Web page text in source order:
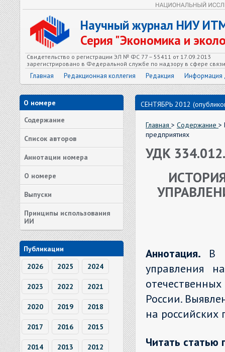
Научный журнал НИУ
Серия "Экономика и
Свидетельство о регистрации ЭЛ № ФС 77 – 55411 от 17.09.2013
зарегистрировано в Федеральной службе по надзору в сфере
Главная Редакционная коллегия Редакция Информация
О номере
Содержание
Список авторов
Аннотации номера
О номере
Выпуски
Принципы использования
ИИ
Публикации
2026
2025 2024
2023 2022 2021
2020 2019 2018
2017 2016 2015
2014 2013 2012
СЕНТЯБРЬ 2012
Главная > Содержание >
предприятиях
УДК
Аннотация. В
управления
России.
на российских
Читать статью